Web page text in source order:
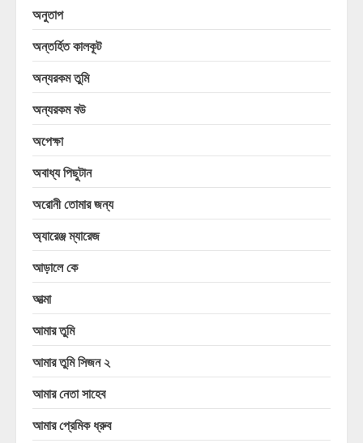
অনুতাপ
অন্তর্হিত কালকূট
অন্যরকম তুমি
অন্যরকম বউ
অপেক্ষা
অবাধ্য পিছুটান
অরোনী তোমার জন্য
অ্যারেঞ্জ ম্যারেজ
আড়ালে কে
আত্মা
আমার তুমি
আমার তুমি সিজন ২
আমার নেতা সাহেব
আমার প্রেমিক ধ্রুব